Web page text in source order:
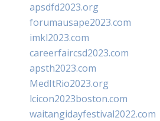
apsdfd2023.org
forumausape2023.com
imkl2023.com
careerfaircsd2023.com
apsth2023.com
MedItRio2023.org
lcicon2023boston.com
waitangidayfestival2022.com